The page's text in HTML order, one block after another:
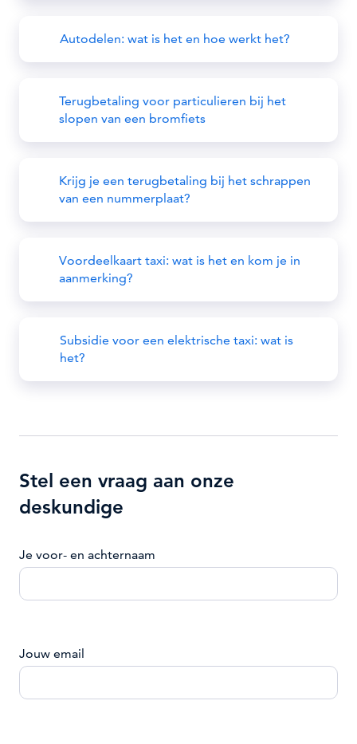
Autodelen: wat is het en hoe werkt het?
Terugbetaling voor particulieren bij het
slopen van een bromfiets
Krijg je een terugbetaling bij het schrappen
van een nummerplaat?
Voordeelkaart taxi: wat is het en kom je in
aanmerking?
Subsidie voor een elektrische taxi: wat is
het?
Stel een vraag aan onze
deskundige
Je voor- en achternaam
Jouw email